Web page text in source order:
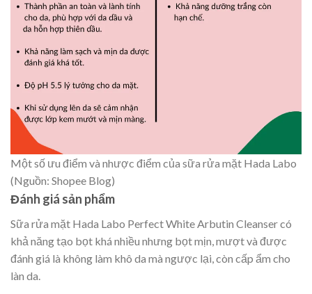
Một số ưu điểm và nhược điểm của sữa rửa mặt Hada Labo
(Nguồn: Shopee Blog)
Đánh giá sản phẩm
Sữa rửa mặt Hada Labo Perfect White Arbutin Cleanser có
khả năng tạo bọt khá nhiều nhưng bọt mịn, mượt và được
đánh giá là không làm khô da mà ngược lại, còn cấp ẩm cho
làn da.